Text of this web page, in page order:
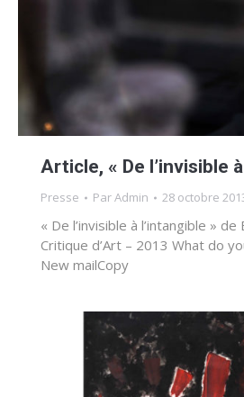
Article, « De l’invisible
Presse ParAdmin 28 octobre
« De l’invisible à l’intangible »
Critique d’Art – 2013 What do
New mailCopy